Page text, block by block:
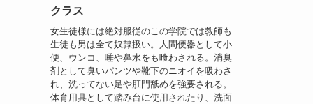
クラス
女生徒様には絶対服従のこの学院では教師も
生徒も男は全て奴隷扱い。人間便器として小
便、ウンコ、唾や鼻水をも喰わされる。消臭
剤として臭いパンツや靴下のニオイを吸わさ
れ、洗ってない足や肛門舐めを強要される。
体育用具として踏み台に使用されたり、洗面